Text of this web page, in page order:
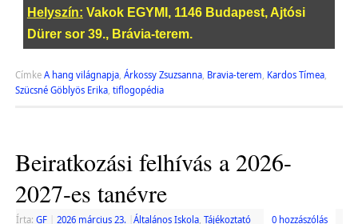
Helyszín: Vakok EGYMI, 1146 Budapest, Ajtósi
Dürer sor 39., Brávia-terem.
Címke A hang világnapja, Árkossy Zsuzsanna, Bravia-terem Kardos Tímea,
Szücsné Göblyös Erika, tiflogopédia
Beiratkozási felhívás a 2026-
2027-es tanévre
Írta: GF 2026 március 23. Általános Iskola, Tájékoztató 0 hozzászólás